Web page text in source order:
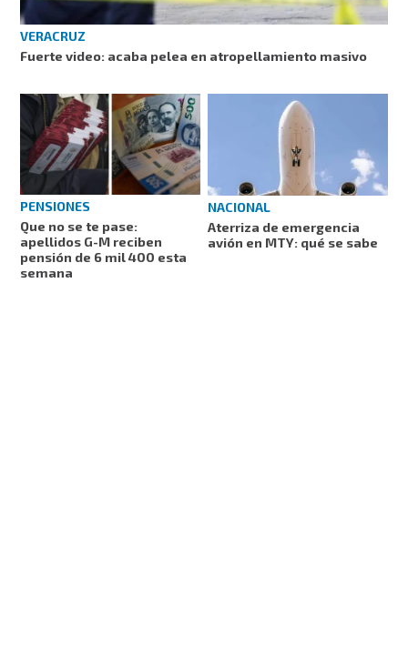
VERACRUZ
Fuerte video: acaba pelea en atropellamiento masivo
PENSIONES
Que no se te pase:
apellidos G-M reciben
pensión de 6 mil 400 esta
semana
NACIONAL
Aterriza de emergencia
avión en MTY: qué se sabe